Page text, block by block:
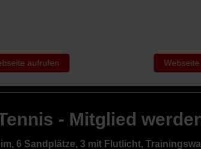
Webseite aufrufen
- Mitglied
6 Sandplätze, 3 mit Flutlicht,